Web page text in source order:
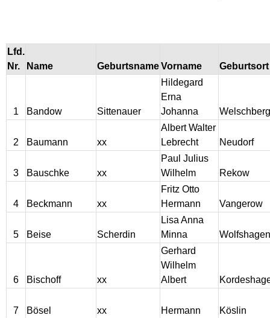
Krüger
Brötzmann
Behling
Golebiowski
Elbing und Umgebung
Baldekow - Kreis Kolberg-
Lfd.
Nr.
Name GeburtsnameVorname Geburtsort
1 Bandow Sittenauer
Hildegard
Erna
Johanna
Welschberg
2 Baumann xx
Albert Walter
Lebrecht
Neudorf
3 Bauschke xx
Paul Julius
Wilhelm
Rekow
4 Beckmann xx
Fritz Otto
Hermann
Vangerow
5 Beise Scherdin
Lisa Anna
Minna
Wolfshagen
6 Bischoff xx
Gerhard
Wilhelm
Albert
7 Bösel xx Hermann Köslin